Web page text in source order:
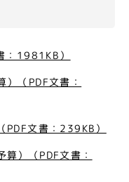
：1981KB）
（PDF文書：
PDF文書：239KB）
）（PDF文書：